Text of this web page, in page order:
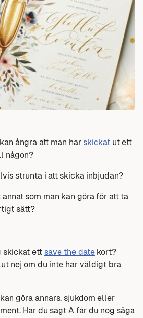
ångra att man har skickat ut ett
någon?
strunta i att skicka inbjudan?
som man kan göra för att ta
sätt?
skickat ett save the date kort?
nej om du inte har väldigt bra
göra annars, sjukdom eller
Har du sagt A får du nog säga